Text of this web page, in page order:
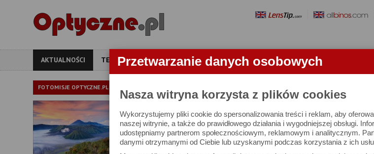
Przetwarzanie danych osobowych
Nasza witryna korzysta z plików cookies
Wykorzystujemy pliki cookie do spersonalizowania treści i reklam, aby
naszej witrynie, a także do prawidłowego działania i wygodniejszej obsługi.
udostępniamy partnerom społecznościowym, reklamowym i analitycznym.
danymi otrzymanymi od Ciebie lub uzyskanymi podczas korzystania z ich
AKTUALNOŚCI TESTY ARTYKUŁY APARATY OBIEKTYWY LORNETKI
FOTOMISJE OPTYCZNE.PL AKTUALNOŚCI
Otwarcie salonu Nikon w Warszawie